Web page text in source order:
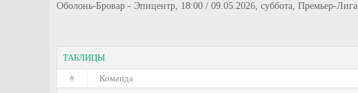
Оболонь-Бровар - Эпицентр, 18:00 / 09.05.2026, суббота, Премьер-Лига
ТАБЛИЦЫ
#
Команда